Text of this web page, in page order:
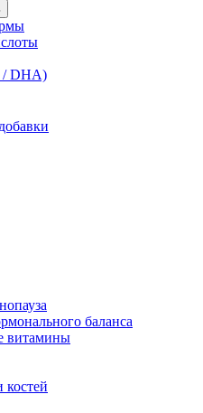
/ DHA)
баланса
витамины
костей